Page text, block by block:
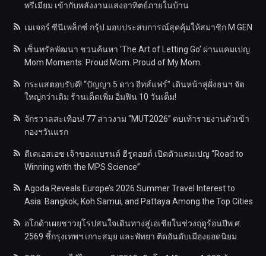
พรีเมียม เข้ากับพลังงานแสงอาทิตย์ภายในบ้าน
เมเจอร์ ซีนีเพล็กซ์ กรุ้ป มอบประสบการณ์สุดคุ้มให้สมาชิก M GEN
เซ็นทรัลพัฒนา ชวนค้นหา ‘The Art of Letting Go’ ผ่านแคมเปญ
Mom Moments: Proud Mom. Proud of My Mom.
กระแสตอบรับดี! “ปัญญา 5 ดาว อีทส์แฟร์” เดินหน้าสู่ฝั่งธนฯ จัด
ใหญ่กว่าเดิม ร้านเด็ดเพิ่ม อิ่มฟิน 10 วันเต็ม!
จักรวาลสะเทือน! 77 สาวงาม “MUT2026” ตบเท้ารายงานตัวเข้า
กองฯวันแรก
ดีเคเอสเอช เจ้าของแบรนด์ ฮีรูดอยด์ เปิดตัวแคมเปญ “Road to
Winning with the MPS Science”
Agoda Reveals Europe’s 2026 Summer Travel Interest to
Asia: Bangkok, Koh Samui, and Pattaya Among the Top Cities
อโกด้าเผยชาวยุโรปสนใจเดินทางสู่เอเชียในช่วงฤดูร้อนปีพ.ศ.
2569 ชี้กรุงเทพฯ เกาะสมุย และพัทยา ติดอันดับเมืองยอดนิยม